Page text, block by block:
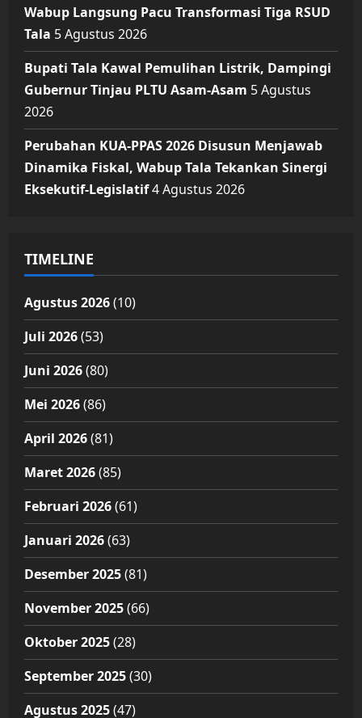
Wabup Langsung Pacu Transformasi Tiga RSUD
Tala 5 Agustus 2026
Bupati Tala Kawal Pemulihan Listrik, Dampingi
Gubernur Tinjau PLTU Asam-Asam 5 Agustus
2026
Perubahan KUA-PPAS 2026 Disusun Menjawab
Dinamika Fiskal, Wabup Tala Tekankan Sinergi
Eksekutif-Legislatif4 Agustus 2026
TIMELINE
Agustus 2026(10)
Juli 2026(53)
Juni 2026(80)
Mei 2026(86)
April 2026(81)
Maret 2026(85)
Februari 2026(61)
Januari 2026(63)
Desember 2025(81)
November 2025(66)
Oktober 2025(28)
September 2025(30)
Agustus 2025(47)